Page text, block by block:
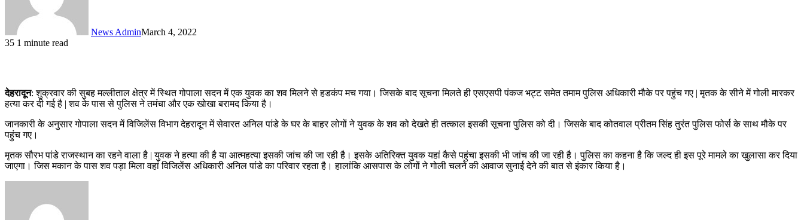
News AdminMarch 4, 2022
35 1 minute read
देहरादून: शुक्रवार की सुबह मल्लीताल क्षेत्र में स्थित गोपाला सदन में एक युवक का शव मिलने से हडकंप मच गया। जिसके बाद सूचना मिलते ही एसएसपी पंकज भट्ट समेत तमाम पुलिस अधिकारी मौके पर पहुंच गए | मृतक के सीने में गोली मारकर
हत्या कर दी गई है | शव के पास से पुलिस ने तमंचा और एक खोखा बरामद किया है।
जानकारी के अनुसार गोपाला सदन में विजिलेंस विभाग देहरादून में सेवारत अनिल पांडे के घर के बाहर लोगों ने युवक के शव को देखते ही तत्काल इसकी सूचना पुलिस को दी। जिसके बाद कोतवाल प्रीतम सिंह तुरंत पुलिस फोर्स के साथ मौके पर
पहुंच गए।
मृतक सौरभ पांडे राजस्थान का रहने वाला है | युवक ने हत्या की है या आत्महत्या इसकी जांच की जा रही है। इसके अतिरिक्त युवक यहां कैसे पहुंचा इसकी भी जांच की जा रही है। पुलिस का कहना है कि जल्द ही इस पूरे मामले का खुलासा कर दिया
जाएगा। जिस मकान के पास शव पड़ा मिला वहां विजिलेंस अधिकारी अनिल पांडे का परिवार रहता है। हालांकि आसपास के लोगों ने गोली चलने की आवाज सुनाई देने की बात से इंकार किया है।